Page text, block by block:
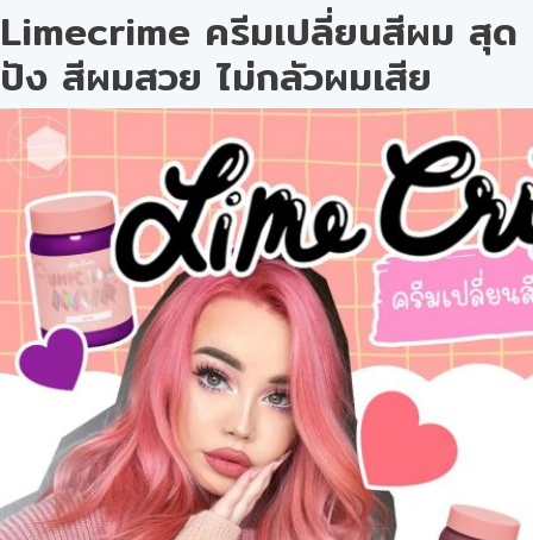
Limecrime ครีมเปลี่ยนสีผม สุด
ปัง สีผมสวย ไม่กลัวผมเสีย